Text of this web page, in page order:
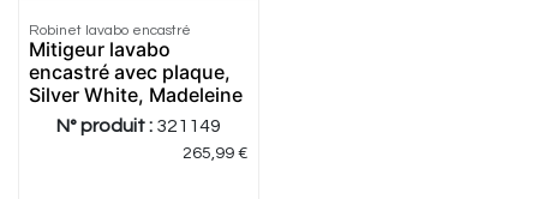
Robinet lavabo encastré
Mitigeur lavabo
encastré avec plaque,
Silver White, Madeleine
N° produit : 321149
265,99€